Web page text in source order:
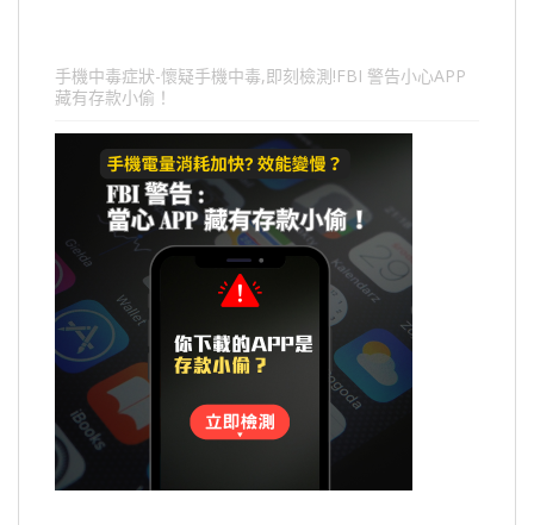
手機中毒症狀-懷疑手機中毒,即刻檢測!FBI 警告小心APP
藏有存款小偷！